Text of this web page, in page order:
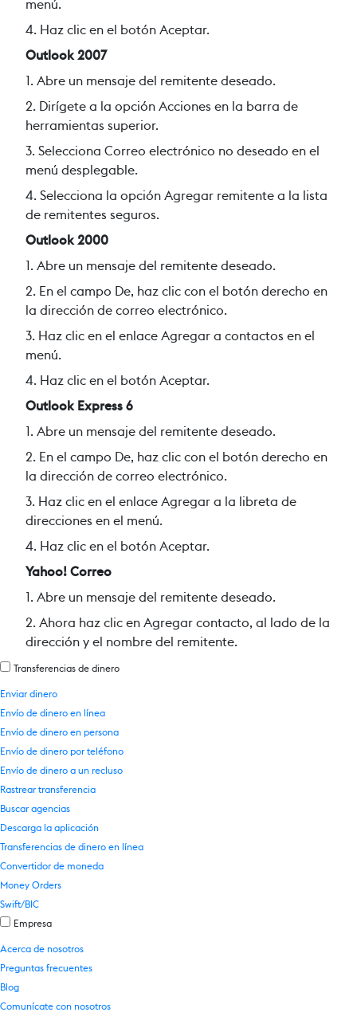
menú.
4. Haz clic en el botón Aceptar.
Outlook 2007
1. Abre un mensaje del remitente deseado.
2. Dirígete a la opción Acciones en la barra de
herramientas superior.
3. Selecciona Correo electrónico no deseado en el
menú desplegable.
4. Selecciona la opción Agregar remitente a la lista
de remitentes seguros.
Outlook 2000
1. Abre un mensaje del remitente deseado.
2. En el campo De, haz clic con el botón derecho en
la dirección de correo electrónico.
3. Haz clic en el enlace Agregar a contactos en el
menú.
4. Haz clic en el botón Aceptar.
Outlook Express 6
1. Abre un mensaje del remitente deseado.
2. En el campo De, haz clic con el botón derecho en
la dirección de correo electrónico.
3. Haz clic en el enlace Agregar a la libreta de
direcciones en el menú.
4. Haz clic en el botón Aceptar.
Yahoo! Correo
1. Abre un mensaje del remitente deseado.
2. Ahora haz clic en Agregar contacto, al lado de la
dirección y el nombre del remitente.
Transferencias de dinero
Enviar dinero
Envío de dinero en línea
Envío de dinero en persona
Envío de dinero por teléfono
Envío de dinero a un recluso
Rastrear transferencia
Buscar agencias
Descarga la aplicación
Transferencias de dinero en línea
Convertidor de moneda
Money Orders
Swift/BIC
Empresa
Acerca de nosotros
Preguntas frecuentes
Blog
Comunícate con nosotros